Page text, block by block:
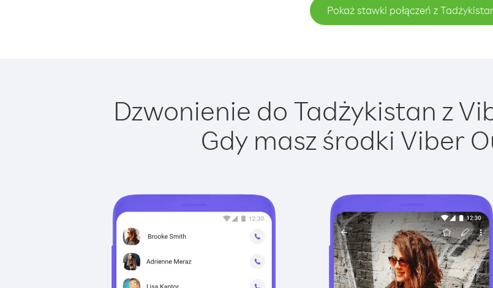
Pokaż stawki połączeń z
Dzwonienie do Tadżykistan z
Gdy masz środki Viber